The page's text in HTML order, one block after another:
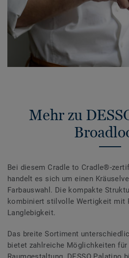
Mehr zu
Bei diesem Cradle to Cradle®-
handelt es sich um einen
Farbauswahl. Die kompakte
kombiniert stilvolle Wertigkeit mit
Langlebigkeit.
Das breite Sortiment
bietet zahlreiche Möglichkeiten